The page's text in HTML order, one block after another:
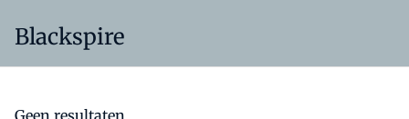
Blackspire
Geen resultaten